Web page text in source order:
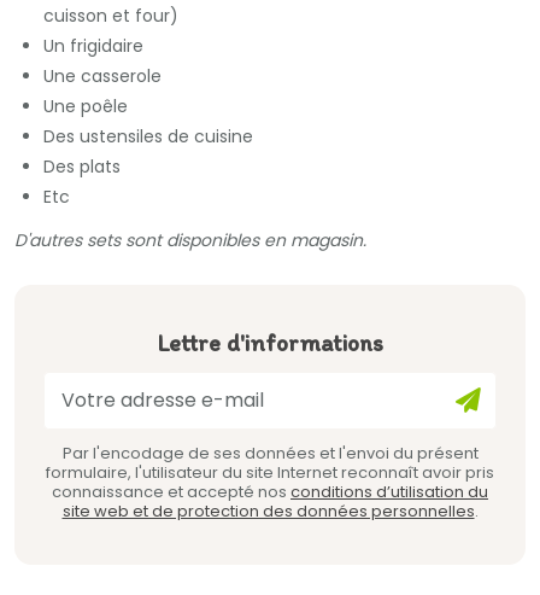
cuisson et four)
Un frigidaire
Une casserole
Une poêle
Des ustensiles de cuisine
Des plats
Etc
D'autres sets sont disponibles en magasin.
Lettre d'informations
Par l'encodage de ses données et l'envoi du présent
formulaire, l'utilisateur du site Internet reconnaît avoir pris
connaissance et accepté nos conditions d’utilisation du
site web et de protection des données personnelles.